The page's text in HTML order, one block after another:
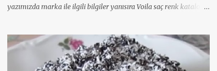
yazımızda marka ile ilgili bilgiler yanısıra Voila saç renk kataloğu